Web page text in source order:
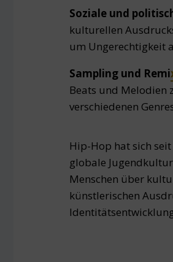
Soziale und
kulturellen
um Ungerechtigkeit
Sampling und Remi
Beats und Melodien
verschiedenen
Hip-Hop hat sich
globale
Menschen über
künstlerischen